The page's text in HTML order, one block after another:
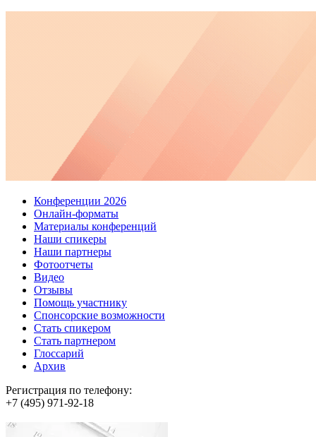
Конференции 2026
Онлайн-форматы
Материалы конференций
Наши спикеры
Наши партнеры
Фотоотчеты
Видео
Отзывы
Помощь участнику
Спонсорские возможности
Стать спикером
Стать партнером
Глоссарий
Архив
Регистрация по телефону:
+7 (495) 971-92-18